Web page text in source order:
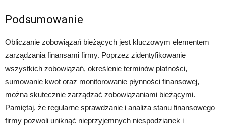
Podsumowanie
Obliczanie zobowiązań bieżących jest kluczowym elementem
zarządzania finansami firmy. Poprzez zidentyfikowanie
wszystkich zobowiązań, określenie terminów płatności,
sumowanie kwot oraz monitorowanie płynności finansowej,
można skutecznie zarządzać zobowiązaniami bieżącymi.
Pamiętaj, że regularne sprawdzanie i analiza stanu finansowego
firmy pozwoli uniknąć nieprzyjemnych niespodzianek i